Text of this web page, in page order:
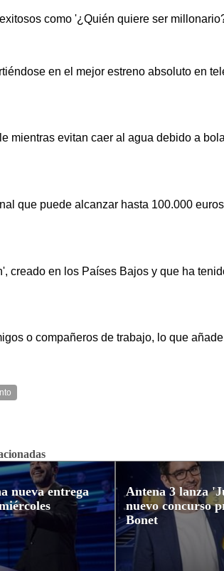
como '¿Quién quiere ser
en el mejor estreno absoluto en
mientras evitan caer al agua debido a
que puede alcanzar hasta 100.000
en los Países Bajos y que ha
o compañeros de trabajo, lo que
nueva entrega
Antena 3 lanza
nuevo concurso
Bonet